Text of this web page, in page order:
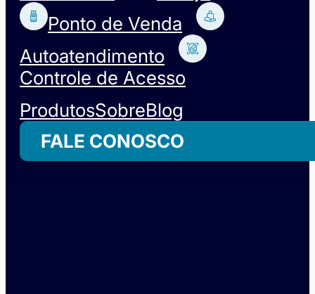
Ponto de Venda
Autoatendimento
Controle de Acesso
ProdutosSobreBlog
FALE CONOSCO